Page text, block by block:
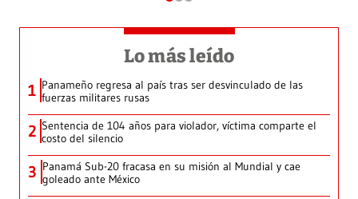
Lo más leído
1 Panameño regresa al país tras ser desvinculado de las
fuerzas militares rusas
2 Sentencia de 104 años para violador, víctima comparte el
costo del silencio
3 Panamá Sub-20 fracasa en su misión al Mundial y cae
goleado ante México